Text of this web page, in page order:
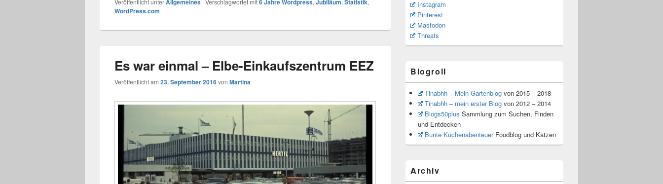
Veröffentlicht unterAllgemeines | Verschlagwortet mit6 Jahre Wordpress, Jubiläum, Statistik,
WordPress.com
Es war einmal – Elbe-Einkaufszentrum EEZ
Veröffentlicht am 23. September 2016von Martina
Instagram
Pinterest
Mastodon
Threats
Blogroll
Tinabhh – Mein Gartenblogvon 2015 – 2018
Tinabhh – mein erster Blogvon 2012 – 2014
Blogs50plus Sammlung zum Suchen, Finden
und Entdecken
Bunte KüchenabenteuerFoodblog und Katzen
Archiv